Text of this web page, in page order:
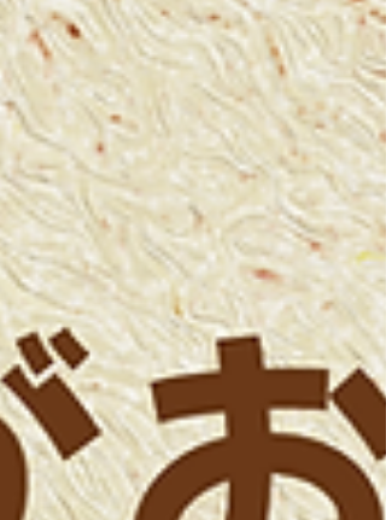
たしますことを、深くお詫び申し上げます。 ■ 対象商品
くわいっこ ■ 発送スケジュールについて 休業明けの5月
15日（金）以降、順次発送を再開いたします。 ※ご注文の
受け付け自体は、休業期間中も通常通り行っております
商品の到着を心待ちにしてくださっている皆様には、長
くお待たせしてしまい大変申し訳ございません。商品が
用意でき次第、速やかに発送手配を進めてまいります。
送が完了いたしましたら、改めてメールにてご案内申し
げます。 本件に関しまして、ご不明な点やご質問等がご
いましたら、お気軽に［お問い合わせフォーム］よりご
絡くださいませ。 お客様にはご不便をおかけいたします
が、何卒ご理解とご了承を賜りますようお願い申し上げ